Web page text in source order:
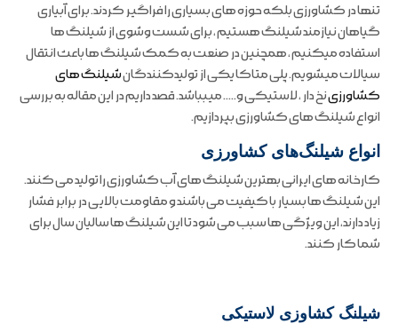
تنها در کشاورزی بلکه حوزه های بسیاری را فراگیر کردند. برای آبیاری
گیاهان نیازمند شیلنگ هستیم ، برای شست وشوی از شیلنگ ها
استفاده میکنیم ، همچنین در صنعت به کمک شیلنگ ها باعث انتقال
سیالات میشویم. پلی متاکا یکی از تولیدکنندگانشیلنگ های
کشاورزینخ دار ، لاستیکی و….. میبباشد. قصد داریم در این مقاله به بررسی
انواع شیلنگ های کشاورزی بپردازیم.
انواع شیلنگ‌های کشاورزی
کارخانه های ایرانی بهترین شیلنگ های آب کشاورزی را تولید می کنند.
این شیلنگ ها بسیار با کیفیت می باشند و مقاومت بالایی در برابر فشار
زیاد دارند، این ویژگی ها سبب می شود تا این شیلنگ ها سالیان سال برای
شما کار کنند.
شیلنگ کشاوزی لاستیکی